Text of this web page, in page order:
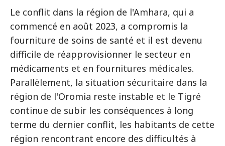
Le conflit dans la région de l'Amhara, qui a
commencé en août 2023, a compromis la
fourniture de soins de santé et il est devenu
difficile de réapprovisionner le secteur en
médicaments et en fournitures médicales.
Parallèlement, la situation sécuritaire dans la
région de l'Oromia reste instable et le Tigré
continue de subir les conséquences à long
terme du dernier conflit, les habitants de cette
région rencontrant encore des difficultés à